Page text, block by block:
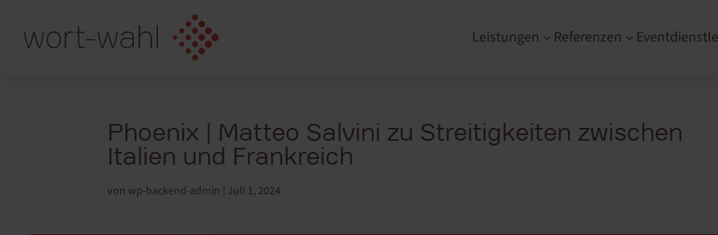
3
Referenzen
3
Leistungen
Phoenix | Matteo Salvini zu Streitigkeiten zwischen
Italien und Frankreich
von wp-backend-admin Juli 1, 2024